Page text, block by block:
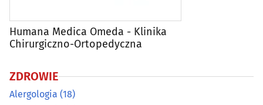
Choroby zakaźne(5)
Diabetologia(11)
Humana Medica Omeda - Klinika
Chirurgiczno-Ortopedyczna
ZDROWIE
Alergologia (18)